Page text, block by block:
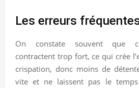
Les erreurs
On constate souvent que
contractent trop fort, ce qui crée
crispation, donc moins de
vite et ne laissent pas le